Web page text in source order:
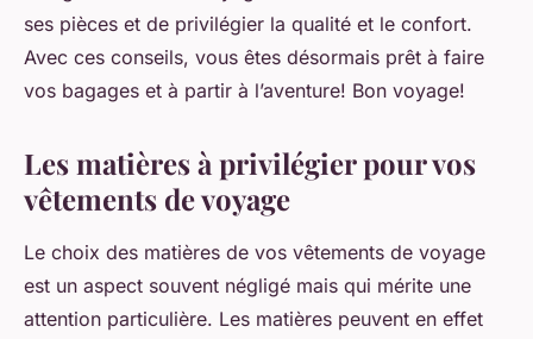
ses pièces et de privilégier la qualité et le confort.
Avec ces conseils, vous êtes désormais prêt à faire
vos bagages et à partir à l’aventure! Bon voyage!
Les matières à privilégier pour vos
vêtements de voyage
Le choix des matières de vos vêtements de voyage
est un aspect souvent négligé mais qui mérite une
attention particulière. Les matières peuvent en effet